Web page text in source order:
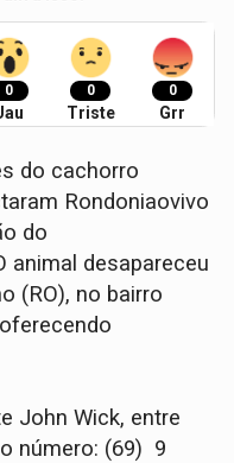
0 0
Triste
0
Grr
do cachorro
Rondoniaovivo
do
animal desapareceu
(RO), no bairro
John Wick, entre
número: (69) 9